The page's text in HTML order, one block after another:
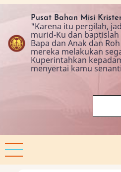
Skip
content
Pusat Bahan Misi
"Karena itu pergilah,
murid-Ku dan
Bapa dan Anak dan
mereka melakukan
Kuperintahkan
menyertai kamu